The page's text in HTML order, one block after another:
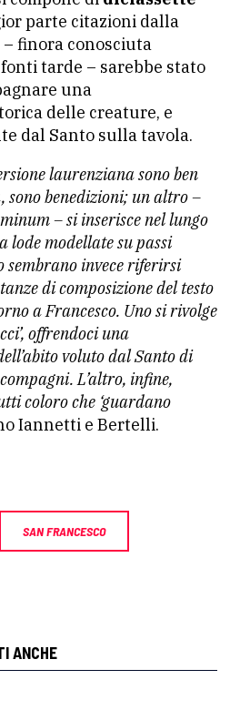
parte citazioni dalla
– finora conosciuta
tarde – sarebbe stato
una
delle creature, e
dal Santo sulla tavola.
laurenziana sono ben
sono benedizioni; un altro –
– si inserisce nel lungo
lode modellate su passi
invece riferirsi
di composizione del testo
a Francesco. Uno si rivolge
offrendoci una
voluto dal Santo di
L’altro, infine,
coloro che ‘guardano
Iannetti e Bertelli.
SAN FRANCESCO
ANCHE